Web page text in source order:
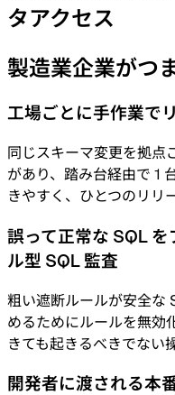
監査ログ。承
データベー
ド
タアクセス
製造業企業がつ
工場ごとに手作業で
同じスキーマ変更を拠点
があり、踏み台経由で 1
きやすく、ひとつのリリ
誤って正常な SQL
ル型 SQL 監査
粗い遮断ルールが安全な
めるためにルールを無効
きても起きるべきでない
開発者に渡される本